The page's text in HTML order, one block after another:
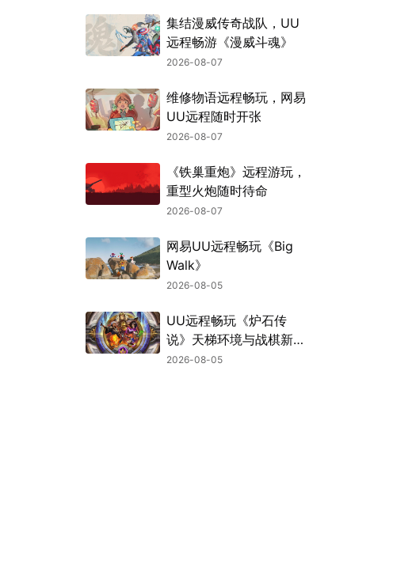
集结漫威传奇战队，UU
远程畅游《漫威斗魂》
2026-08-07
维修物语远程畅玩，网易
UU远程随时开张
2026-08-07
《铁巢重炮》远程游玩，
重型火炮随时待命
2026-08-07
网易UU远程畅玩《Big
Walk》
2026-08-05
UU远程畅玩《炉石传
说》天梯环境与战棋新机
制
2026-08-05